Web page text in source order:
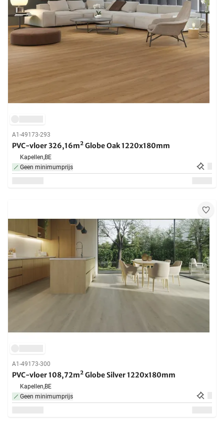
A1-49173-293
PVC-vloer 326,16m² Globe Oak 1220x180mm
Kapellen,BE
Geen minimumprijs
A1-49173-300
PVC-vloer 108,72m² Globe Silver 1220x180mm
Kapellen,BE
Geen minimumprijs